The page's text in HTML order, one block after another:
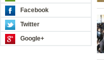
Facebook
Twitter
Google+